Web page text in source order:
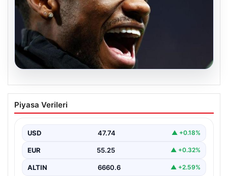
Jhon Duran’ın Benfica Formasıyla İlk
Golü Sevinci
maçında adeta parladı ve taraftarların kalbini…
Piyasa Verileri
USD 47.74 ▲ +0.18%
EUR 55.25 ▲ +0.32%
ALTIN 6660.6 ▲ +2.59%